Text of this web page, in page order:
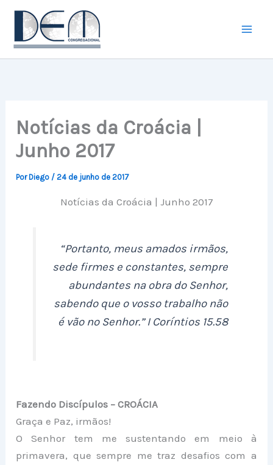
conteúdo
Notícias da Croácia |
Junho 2017
PorDiego /24 de junho de 2017
Notícias da Croácia | Junho 2017
“Portanto, meus amados irmãos,
sede firmes e constantes, sempre
abundantes na obra do Senhor,
sabendo que o vosso trabalho não
é vão no Senhor.” I Coríntios 15.58
Fazendo Discípulos –CROÁCIA
Graça e Paz, irmãos!
O Senhor tem me sustentando em meio à
primavera, que sempre me traz desafios com a